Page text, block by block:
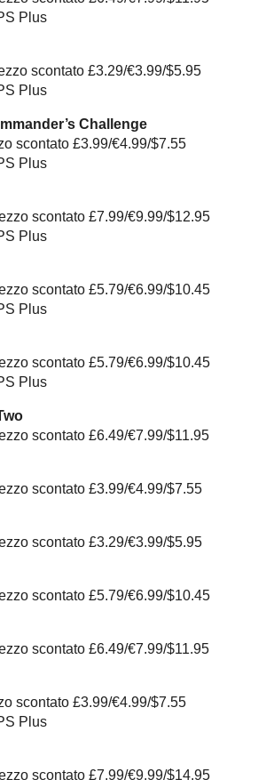
Plus
scontato £3.29/€3.99/$5.95
Plus
Challenge
scontato £3.99/€4.99/$7.55
Plus
scontato £7.99/€9.99/$12.95
Plus
scontato £5.79/€6.99/$10.45
Plus
scontato £5.79/€6.99/$10.45
Plus
scontato £6.49/€7.99/$11.95
scontato £3.99/€4.99/$7.55
scontato £3.29/€3.99/$5.95
scontato £5.79/€6.99/$10.45
scontato £6.49/€7.99/$11.95
scontato £3.99/€4.99/$7.55
Plus
scontato £7.99/€9.99/$14.95